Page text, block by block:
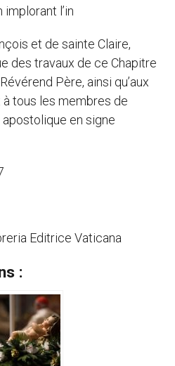
implorant l’in
et de sainte Claire,
des travaux de ce Chapitre
Père, ainsi qu’aux
tous les membres de
apostolique en signe
Editrice Vaticana
: